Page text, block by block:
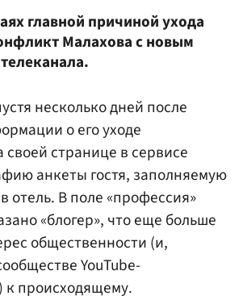
главной причиной ухода
Малахова с новым
несколько дней после
о его уходе
своей странице в сервисе
анкеты гостя, заполняемую
отель. В поле «профессия»
«блогер», что еще больше
общественности (и,
YouTube-
к происходящему.